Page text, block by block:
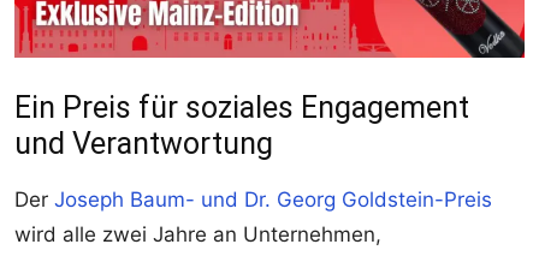
Ein Preis für soziales Engagement
und Verantwortung
Der Joseph Baum- und Dr. Georg Goldstein-Preis
wird alle zwei Jahre an Unternehmen,